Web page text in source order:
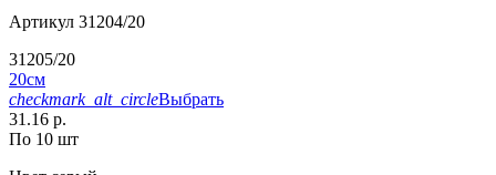
Артикул 31204/20
31205/20
20см
checkmark_alt_circleВыбрать
31.16 р.
По 10 шт